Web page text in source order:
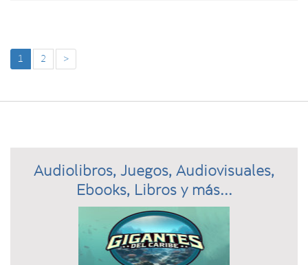
1 2 >
Audiolibros, Juegos, Audiovisuales,
Ebooks, Libros y más...